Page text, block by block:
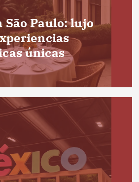
Paulo: lujo
únicas